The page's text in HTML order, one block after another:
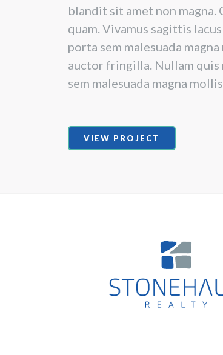
blandit sit amet non magna.
quam. Vivamus sagittis
porta sem malesuada
auctor fringilla. Nullam quis
sem malesuada magna
VIEW PROJECT